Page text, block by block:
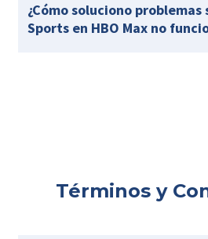
¿Cómo soluciono problemas
Sports en HBO Max no
Términos y